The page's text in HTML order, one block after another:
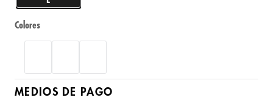
Colores
MEDIOS DE PAGO